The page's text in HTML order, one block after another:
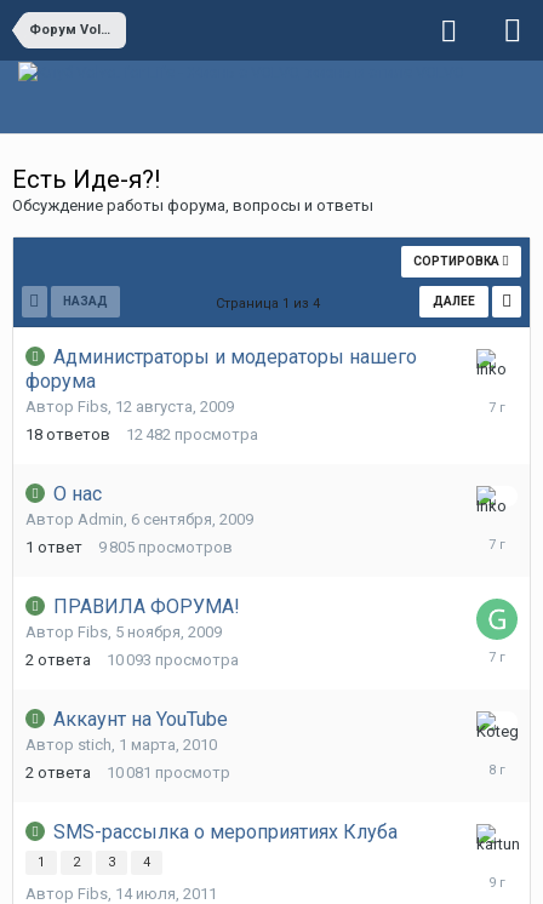
Форум Volvo For Life
Есть Иде-я?!
Обсуждение работы форума, вопросы и ответы
СОРТИРОВКА
НАЗАД ДАЛЕЕ
Страница 1 из 4
Администраторы и модераторы нашего
форума
Автор Fibs, 12 августа, 2009
18 ответов 12 482 просмотра
5
июня,
О нас
Автор Admin, 6 сентября, 2009
1 ответ 9 805 просмотров
28
мая,
ПРАВИЛА ФОРУМА!
Автор Fibs, 5 ноября, 2009
2 ответа 10 093 просмотра
14
Аккаунт на YouTube
Автор stich, 1 марта, 2010
2 ответа 10 081 просмотр
14
SMS-рассылка о мероприятиях Клуба
1 2 3 4
Автор Fibs, 14 июля, 2011
16
июля,